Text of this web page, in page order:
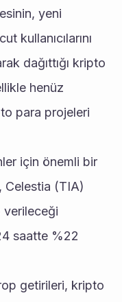
kullanıcılarını
dağıttığı kripto
henüz
para projeleri
Celestia (TIA)
verileceği
saatte %22